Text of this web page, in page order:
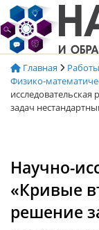
Перейти
к
содержимому
Главная
Физико-
задач
Научно-
«Кривые
решение